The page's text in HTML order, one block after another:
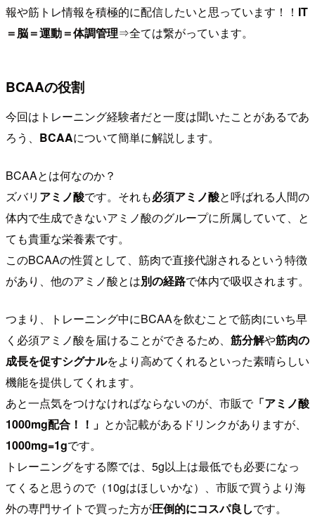
報や筋トレ情報を積極的に配信したいと思っています！！ IT
＝脳＝運動＝体調管理⇒全ては繋がっています。
BCAAの役割
今回はトレーニング経験者だと一度は聞いたことがあるであ
ろう、 BCAAについて簡単に解説します。
BCAAとは何なのか？
ズバリ アミノ酸です。それも必須アミノ酸と呼ばれる人間の
体内で生成できないアミノ酸のグループに所属していて、と
ても貴重な栄養素です。
このBCAAの性質として、筋肉で直接代謝されるという特徴
があり、他のアミノ酸とは別の経路で体内で吸収されます。
つまり、トレーニング中にBCAAを飲むことで筋肉にいち早
く必須アミノ酸を届けることができるため、 筋分解や筋肉の
成長を促すシグナルをより高めてくれるといった素晴らしい
機能を提供してくれます。
あと一点気をつけなければならないのが、市販で「アミノ酸
1000mg配合！！」 とか記載があるドリンクがありますが、
1000mg=1gです。
トレーニングをする際では、5g以上は最低でも必要になっ
てくると思うので（10gはほしいかな）、市販で買うより海
外の専門サイトで買った方が圧倒的にコスパ良しです。